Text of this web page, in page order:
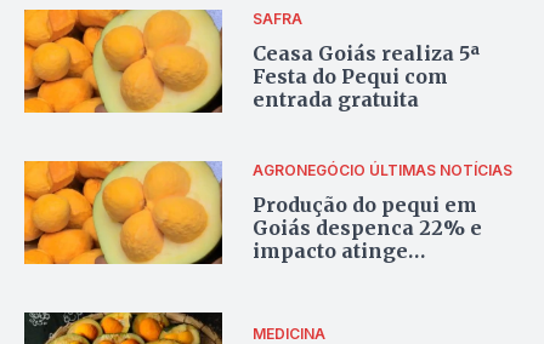
SAFRA
Ceasa Goiás realiza 5ª
Festa do Pequi com
entrada gratuita
AGRONEGÓCIO ÚLTIMAS NOTÍCIAS
Produção do pequi em
Goiás despenca 22% e
impacto atinge
MEDICINA